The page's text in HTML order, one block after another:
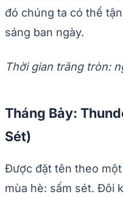
đó chúng ta có thể
sáng ban ngày.
Thời gian trăng tròn:
Tháng Bảy:
Sét)
Được đặt tên theo
mùa hè: sấm sét. Đôi